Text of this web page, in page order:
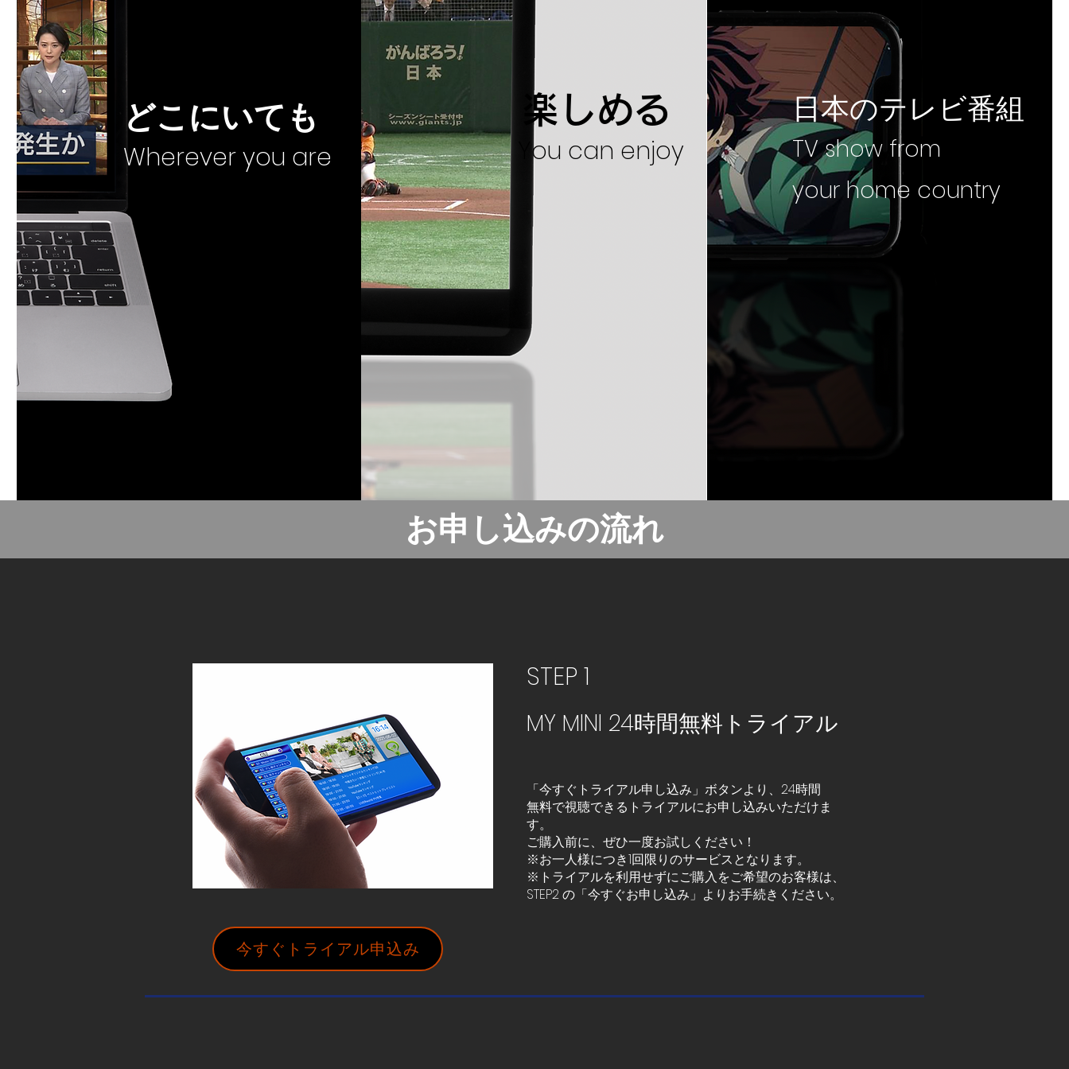
どこにいても
Wherever you are
楽しめる
You can enjoy
​日本のテレビ番組
TV show from
your home country
​お申し込みの流れ
STEP 1
MY MINI 24時間無料トライアル
「今すぐトライアル申し込み」ボタンより、24時間
無料で視聴できるトライアルにお申し込みいただけま
す。
ご購入前に、ぜひ一度お試しください！
※お一人様につき1回限りのサービスとなります。
※トライアルを利用せずにご購入をご希望のお客様は、
STEP2 の「今すぐお申し込み」よりお手続きください。
今すぐトライアル申込み